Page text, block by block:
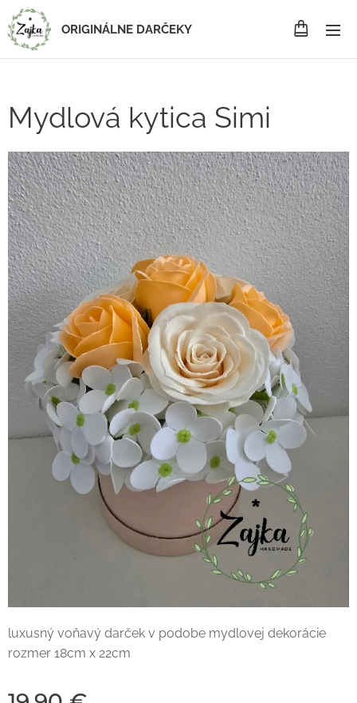
ORIGINÁLNE DARČEKY
Mydlová kytica Simi
luxusný voňavý darček v podobe mydlovej dekorácie
rozmer 18cm x 22cm